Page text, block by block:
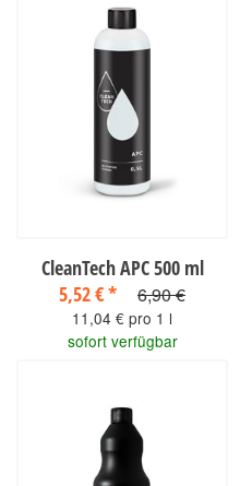
CleanTech APC 500 ml
5,52 €* 6,90 €
11,04 € pro 1 l
sofort verfügbar